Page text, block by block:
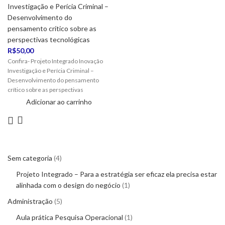
Sem categoria 4
Projeto Integrado – Para a estratégia ser eficaz ela precisa estar
alinhada com o design do negócio 1
Administração 5
Aula prática Pesquisa Operacional 1
Investigação e Perícia Criminal –
Desenvolvimento do
pensamento crítico sobre as
perspectivas tecnológicas
R$50,00
Confira- Projeto Integrado Inovação
Investigação e Perícia Criminal –
Desenvolvimento do pensamento
crítico sobre as perspectivas
tecnológicas, por meio da inteligência
humano e a sociedade ocidental
Adicionar ao carrinho